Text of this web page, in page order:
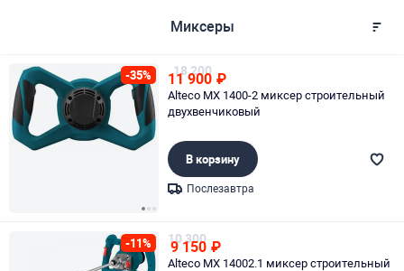
Миксеры
-35% 18 200
11 900 ₽
Alteco MX 1400-2 миксер строительный
двухвенчиковый
В корзину
Послезавтра
-11% 10 300
9 150 ₽
Alteco MX 14002.1 миксер строительный